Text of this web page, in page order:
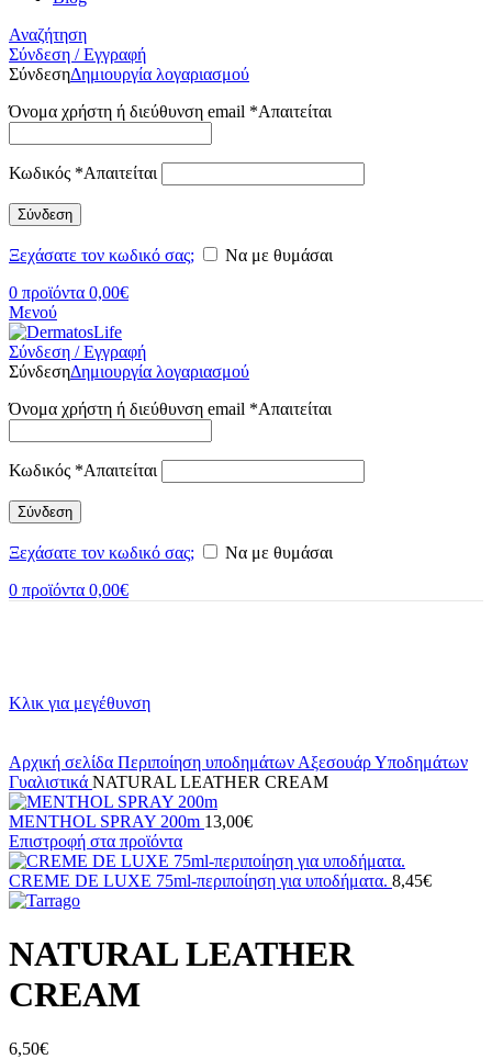
Αναζήτηση
Σύνδεση / Εγγραφή
ΣύνδεσηΔημιουργία λογαριασμού
Όνομα χρήστη ή διεύθυνση email *Απαιτείται
Κωδικός *Απαιτείται
Σύνδεση
Ξεχάσατε τον κωδικό σας;
Να με θυμάσαι
0 προϊόντα 0,00€
Μενού
Σύνδεση / Εγγραφή
ΣύνδεσηΔημιουργία λογαριασμού
Όνομα χρήστη ή διεύθυνση email *Απαιτείται
Κωδικός *Απαιτείται
Σύνδεση
Ξεχάσατε τον κωδικό σας;
Να με θυμάσαι
0 προϊόντα 0,00€
Κλικ για μεγέθυνση
Αρχική σελίδα Περιποίηση υποδημάτων Αξεσουάρ Υποδημάτων
Γυαλιστικά NATURAL LEATHER CREAM
MENTHOL SPRAY 200m 13,00€
Επιστροφή στα προϊόντα
CREME DE LUXE 75ml-περιποίηση για υποδήματα. 8,45€
NATURAL LEATHER
CREAM
6,50€